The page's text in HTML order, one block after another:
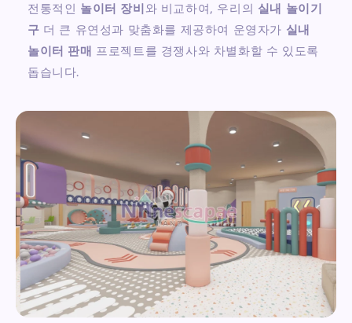
전통적인 놀이터 장비 와 비교하여, 우리의 실내 놀이기
구 더 큰 유연성과 맞춤화를 제공하여 운영자가 실내
놀이터 판매 프로젝트를 경쟁사와 차별화할 수 있도록
돕습니다.